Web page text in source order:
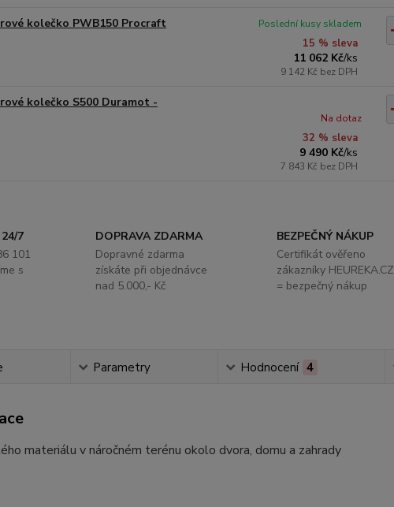
kolečko PWB150 Procraft
15 % sleva
11 062 Kč/ks
9 142 Kč bez DPH
Poslední kusy skladem
kolečko S500 Duramot -
32 % sleva
9 490 Kč/ks
7 843 Kč bez DPH
Na dotaz
7
101
s
DOPRAVA ZDARMA
Dopravné zdarma
získáte při objednávce
nad 5.000,- Kč
BEZPEČNÝ NÁKUP
Certifikát ověřeno
zákazníky HEUREKA.CZ
= bezpečný nákup
Parametry Hodnocení 4
materiálu v náročném terénu okolo dvora, domu a zahrady